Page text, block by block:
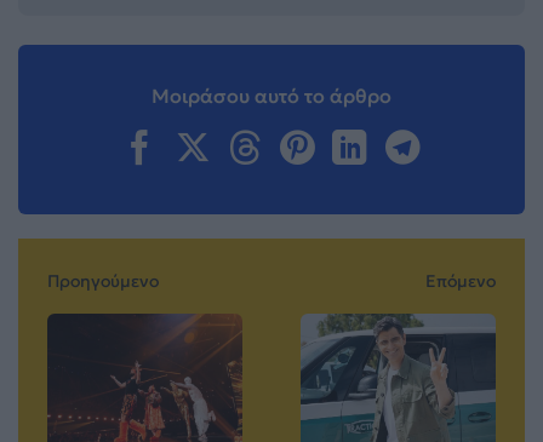
Μοιράσου αυτό το άρθρο
Προηγούμενο Επόμενο